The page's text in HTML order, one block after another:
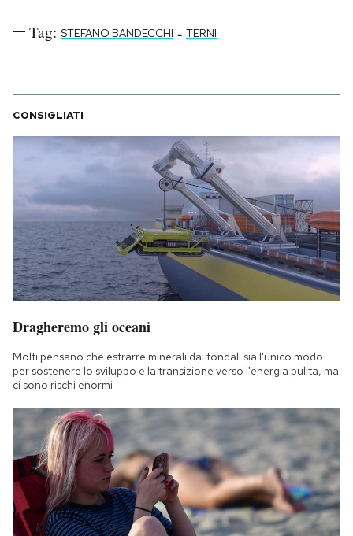
Tag: STEFANO BANDECCHI - TERNI
CONSIGLIATI
Dragheremo gli oceani
Molti pensano che estrarre minerali dai fondali sia l'unico modo
per sostenere lo sviluppo e la transizione verso l'energia pulita, ma
ci sono rischi enormi